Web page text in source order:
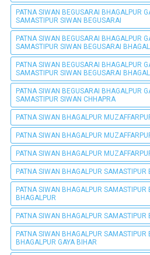
PATNA SIWAN BEGUSARAI BHAGALPUR
SAMASTIPUR SIWAN BEGUSARAI
PATNA SIWAN BEGUSARAI BHAGALPUR
SAMASTIPUR SIWAN BEGUSARAI
PATNA SIWAN BEGUSARAI BHAGALPUR
SAMASTIPUR SIWAN BEGUSARAI
PATNA SIWAN BEGUSARAI BHAGALPUR
SAMASTIPUR SIWAN CHHAPRA
PATNA SIWAN BHAGALPUR
PATNA SIWAN BHAGALPUR
PATNA SIWAN BHAGALPUR
PATNA SIWAN BHAGALPUR SAMASTIPUR
PATNA SIWAN BHAGALPUR SAMASTIPUR
BHAGALPUR
PATNA SIWAN BHAGALPUR SAMASTIPUR
PATNA SIWAN BHAGALPUR SAMASTIPUR
BHAGALPUR GAYA BIHAR